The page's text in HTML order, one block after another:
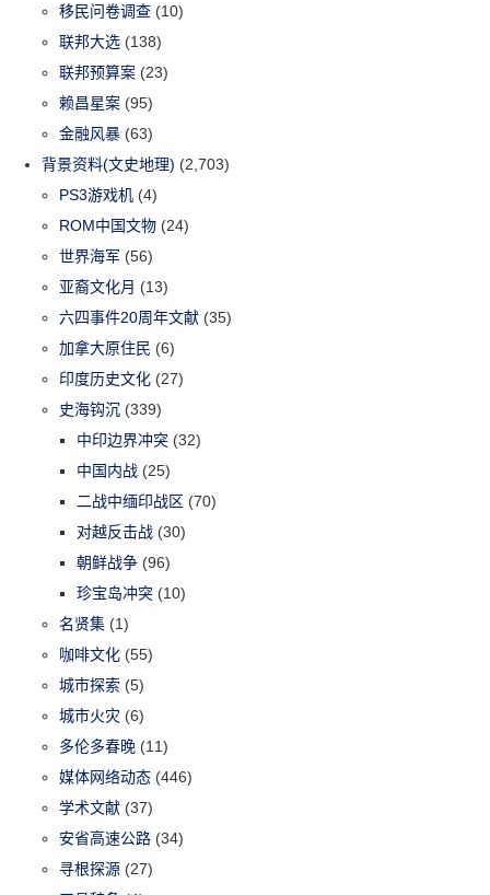
移民问卷调查 (10)
联邦大选 (138)
联邦预算案 (23)
赖昌星案 (95)
金融风暴 (63)
背景资料(文史地理) (2,703)
PS3游戏机 (4)
ROM中国文物 (24)
世界海军 (56)
亚裔文化月 (13)
六四事件20周年文献 (35)
加拿大原住民 (6)
印度历史文化 (27)
史海钩沉 (339)
中印边界冲突 (32)
中国内战 (25)
二战中缅印战区 (70)
对越反击战 (30)
朝鲜战争 (96)
珍宝岛冲突 (10)
名贤集 (1)
咖啡文化 (55)
城市探索 (5)
城市火灾 (6)
多伦多春晚 (11)
媒体网络动态 (446)
学术文献 (37)
安省高速公路 (34)
寻根探源 (27)